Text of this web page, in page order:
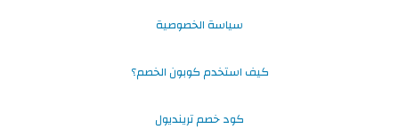
سياسة الخصوصية
كيف استخدم كوبون الخصم؟
كود خصم ترينديول